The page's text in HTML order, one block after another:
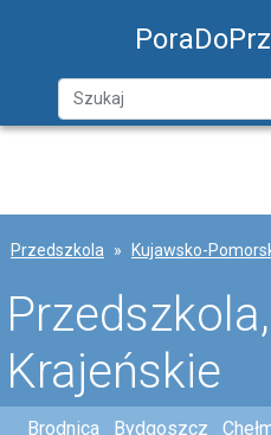
Przedszkola Kujawsko-
Krajeńskie
Brodnica Bydgoszcz